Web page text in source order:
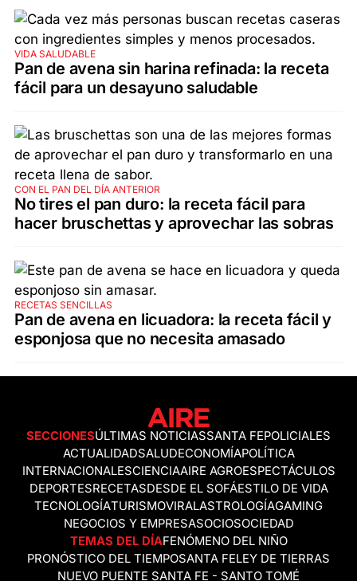
VIDA SALUDABLE
Pan de avena sin harina refinada: la receta
fácil para un desayuno saludable
CON EL PAN DEL DÍA ANTERIOR
No tires el pan duro: la receta fácil para
hacer bruschettas y aprovechar las sobras
RECETAS SENCILLAS
Pan de avena en licuadora: la receta fácil y
esponjosa que no necesita amasado
SECCIONESÚLTIMAS NOTICIASSANTA FEPOLICIALES
ACTUALIDADSALUDECONOMÍAPOLÍTICA
INTERNACIONALESCIENCIAAIRE AGROESPECTÁCULOS
DEPORTESRECETASDESDE EL SOFÁESTILO DE VIDA
TECNOLOGÍATURISMOVIRALASTROLOGÍAGAMING
NEGOCIOS Y EMPRESASOCIOSOCIEDAD
TEMAS DEL DÍAFENÓMENO DEL NIÑO
PRONÓSTICO DEL TIEMPOSANTA FELEY DE TIERRAS
NUEVO PUENTE SANTA FE - SANTO TOMÉ